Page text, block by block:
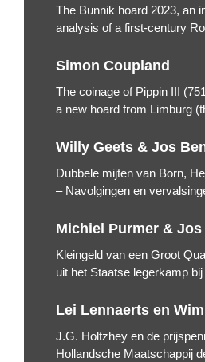
The Bunnik hoard 2023, an
analysis of a first-century
Simon Coupland
The coinage of Pippin III
a new hoard from Limburg
Willy Geets & Jos
Dubbele mijten van Born,
– Navolgingen en
Michiel Purmer &
Kleingeld van een Groot
uit het Staatse legerkamp
Lei Lennaerts en
J.G. Holtzhey en de
Hollandsche Maatschappij